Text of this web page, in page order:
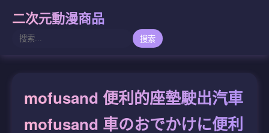
二次元動漫商品
搜索
mofusand 便利的座墊駛出汽車
mofusand 車のおでかけに便利